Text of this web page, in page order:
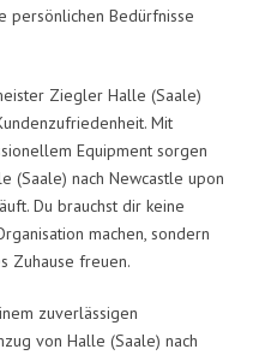
persönlichen Bedürfnisse
Ziegler Halle (Saale)
Mit
Equipment sorgen
(Saale) nach Newcastle upon
Du brauchst dir keine
machen, sondern
Zuhause freuen.
zuverlässigen
von Halle (Saale) nach